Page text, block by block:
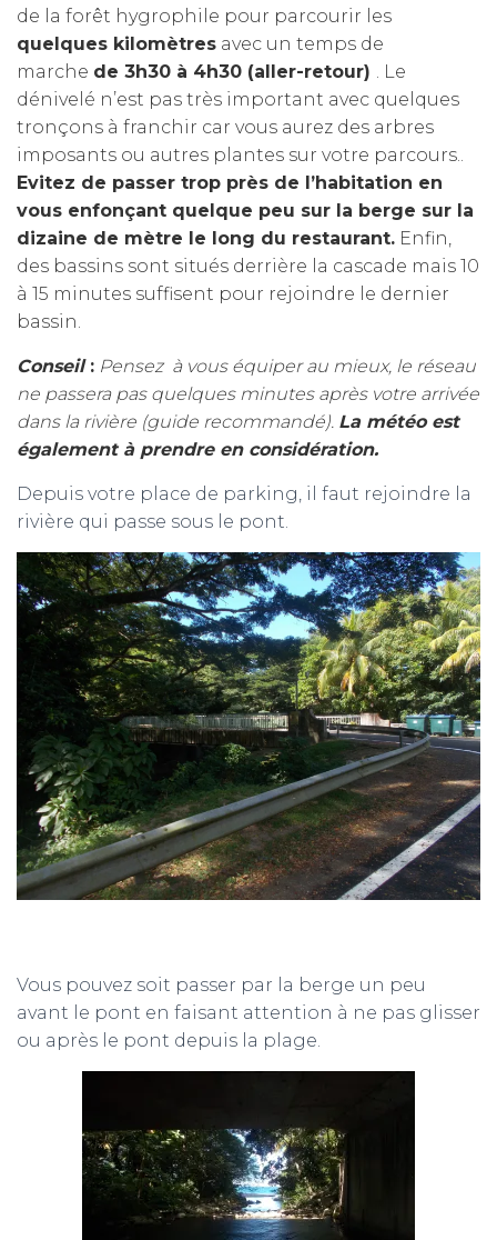
de la forêt hygrophile pour parcourir les
quelques kilomètres avec un temps de
marche de 3h30 à 4h30 (aller-retour) . Le
dénivelé n’est pas très important avec quelques
tronçons à franchir car vous aurez des arbres
imposants ou autres plantes sur votre parcours..
Evitez de passer trop près de l’habitation en
vous enfonçant quelque peu sur la berge sur la
dizaine de mètre le long du restaurant. Enfin,
des bassins sont situés derrière la cascade mais 10
à 15 minutes suffisent pour rejoindre le dernier
bassin.
Conseil: Pensez à vous équiper au mieux, le réseau
ne passera pas quelques minutes après votre arrivée
dans la rivière (guide recommandé). La météo est
également à prendre en considération.
Depuis votre place de parking, il faut rejoindre la
rivière qui passe sous le pont.
Vous pouvez soit passer par la berge un peu
avant le pont en faisant attention à ne pas glisser
ou après le pont depuis la plage.